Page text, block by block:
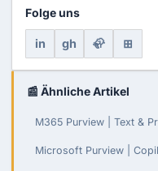
Folge uns
in gh 🦣 ⊞
📰 Ähnliche Artikel
M365 Purview | Text &
Microsoft Purview |